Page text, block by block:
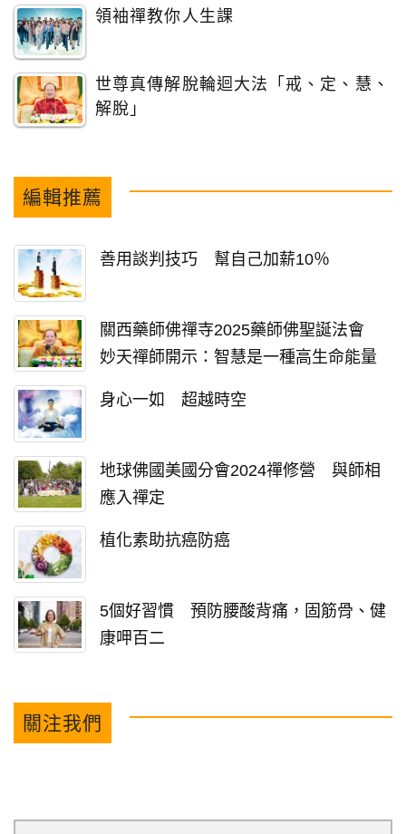
領袖禪教你人生課
世尊真傳解脫輪迴大法「戒、定、慧、
解脫」
編輯推薦
善用談判技巧 幫自己加薪10％
關西藥師佛禪寺2025藥師佛聖誕法會
妙天禪師開示：智慧是一種高生命能量
身心一如 超越時空
地球佛國美國分會2024禪修營 與師相
應入禪定
植化素助抗癌防癌
5個好習慣 預防腰酸背痛，固筋骨、健
康呷百二
關注我們